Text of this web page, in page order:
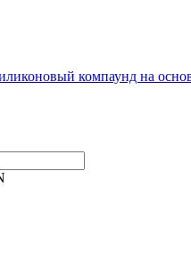
компаунд на